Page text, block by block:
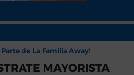
Parte de La Familia Away!
MAYORISTA